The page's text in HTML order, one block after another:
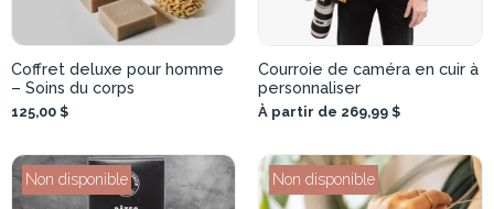
Coffret deluxe pour homme
– Soins du corps
125,00 $
Courroie de caméra en cuir à
personnaliser
À partir de 269,99 $
Non disponible Non disponible